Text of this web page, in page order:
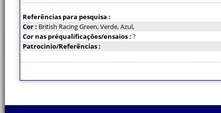
Referências para pesquisa :
Cor : British Racing Green, Verde, Azul,
Cor nas préqualificações/ensaios : ?
Patrocinio/Referências :